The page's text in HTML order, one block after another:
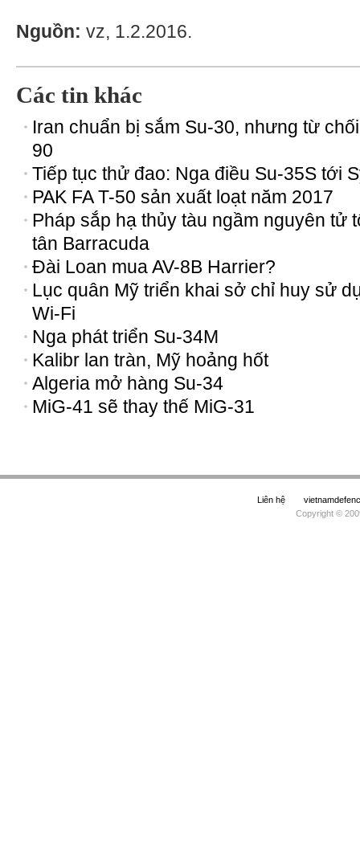
Nguồn: vz, 1.2.2016.
Các tin khác
Iran chuẩn bị sắm Su-30, nhưng từ
90
Tiếp tục thử đao: Nga điều Su-35S tới
PAK FA T-50 sản xuất loạt năm 2017
Pháp sắp hạ thủy tàu ngầm nguyên tử
tân Barracuda
Đài Loan mua AV-8B Harrier?
Lục quân Mỹ triển khai sở chỉ huy sử
Wi-Fi
Nga phát triển Su-34M
Kalibr lan tràn, Mỹ hoảng hốt
Algeria mở hàng Su-34
MiG-41 sẽ thay thế MiG-31
Liên hệ
Copyright ©